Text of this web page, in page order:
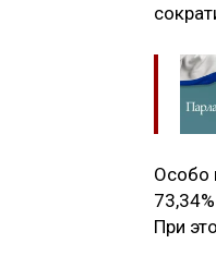
Особо
При